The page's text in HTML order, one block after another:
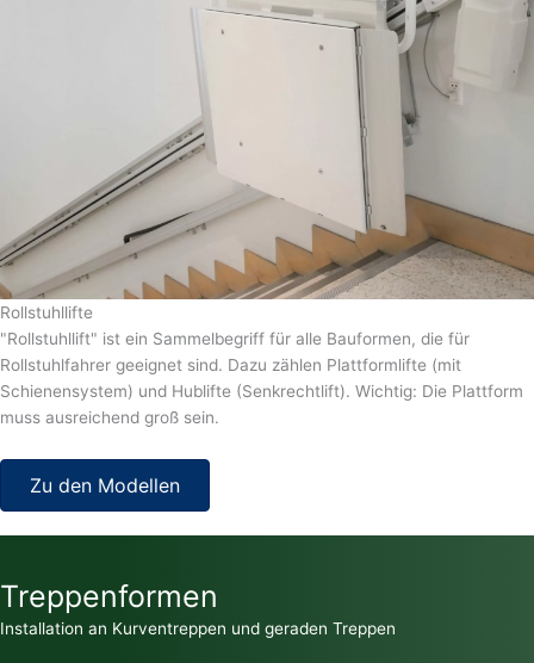
Rollstuhllifte
"Rollstuhllift" ist ein Sammelbegriff für alle Bauformen, die für
Rollstuhlfahrer geeignet sind. Dazu zählen Plattformlifte (mit
Schienensystem) und Hublifte (Senkrechtlift). Wichtig: Die Plattform
muss ausreichend groß sein.
Zu den Modellen
Treppenformen
Installation an Kurventreppen und geraden Treppen